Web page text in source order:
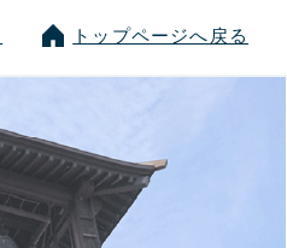
トップページへ戻る